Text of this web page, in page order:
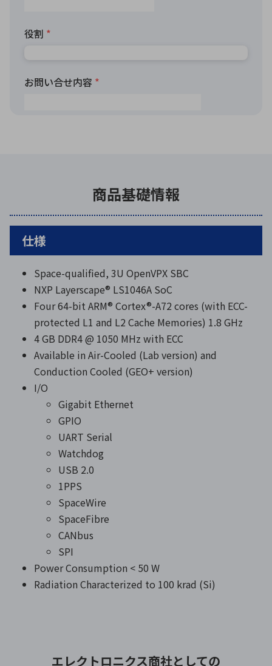
商品基礎情報
仕様
Space-qualified, 3U OpenVPX SBC
NXP Layerscape® LS1046A SoC
Four 64-bit ARM® Cortex®-A72 cores (with ECC-
protected L1 and L2 Cache Memories) 1.8 GHz
4 GB DDR4 @ 1050 MHz with ECC
Available in Air-Cooled (Lab version) and
Conduction Cooled (GEO+ version)
I/O
Gigabit Ethernet
GPIO
UART Serial
Watchdog
USB 2.0
1PPS
SpaceWire
SpaceFibre
CANbus
SPI
Power Consumption < 50 W
Radiation Characterized to 100 krad (Si)
エレクトロニクス商社としての